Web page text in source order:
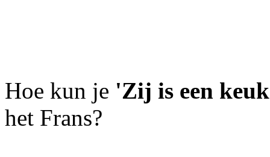
Hoe kun je 'Zij is een
het Frans?